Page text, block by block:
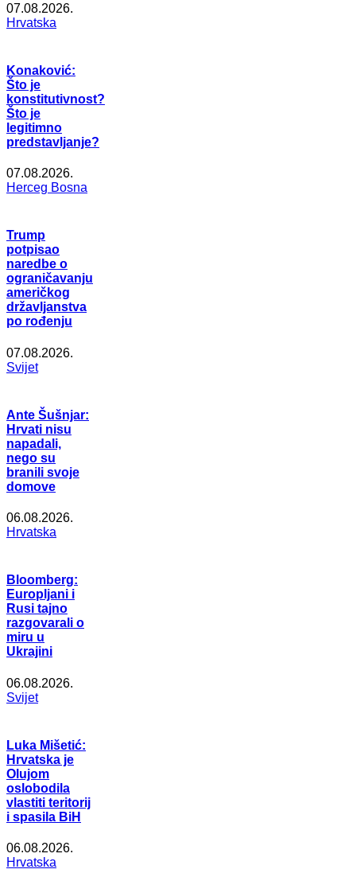
07.08.2026.
Hrvatska
Konaković:
Što je
konstitutivnost?
Što je
legitimno
predstavljanje?
07.08.2026.
Herceg Bosna
Trump
potpisao
naredbe o
ograničavanju
američkog
državljanstva
po rođenju
07.08.2026.
Svijet
Ante Šušnjar:
Hrvati nisu
napadali,
nego su
branili svoje
domove
06.08.2026.
Hrvatska
Bloomberg:
Europljani i
Rusi tajno
razgovarali o
miru u
Ukrajini
06.08.2026.
Svijet
Luka Mišetić:
Hrvatska je
Olujom
oslobodila
vlastiti teritorij
i spasila BiH
06.08.2026.
Hrvatska